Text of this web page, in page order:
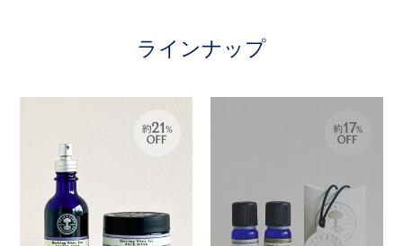
ラインナップ